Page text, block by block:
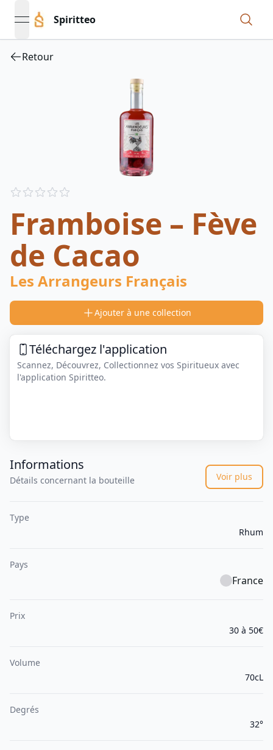
open navigation menu
Spiritteo
Retour
Reviews
Framboise – Fève
de Cacao
Les Arrangeurs Français
Ajouter à une collection
Téléchargez l'application
Scannez, Découvrez, Collectionnez vos Spiritueux avec
l'application Spiritteo.
Informations
Détails concernant la bouteille Voir plus
Type
Rhum
Pays
France
Prix
30 à 50€
Volume
70cL
Degrés
32°